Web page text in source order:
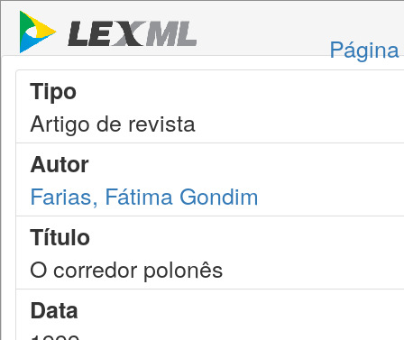
Tipo
Artigo de revista
Autor
Farias, Fátima Gondim
Título
O corredor polonês
Data